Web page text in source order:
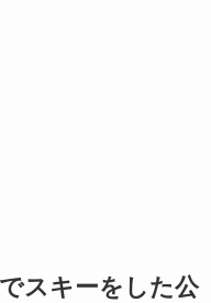
スキーをした公